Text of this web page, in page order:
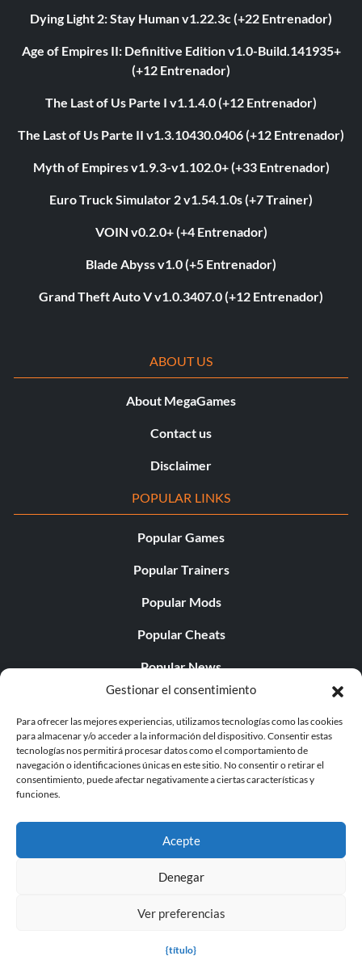
Gestionar el consentimiento
Para ofrecer las mejores experiencias, utilizamos tecnologías como las cookies
para almacenar y/o acceder a la información del dispositivo. Consentir estas
tecnologías nos permitirá procesar datos como el comportamiento de
navegación o identificaciones únicas en este sitio. No consentir o retirar el
consentimiento, puede afectar negativamente a ciertas características y
funciones.
Acepte
Denegar
Ver preferencias
{título}
Dying Light 2: Stay Human v1.22.3c (+22 Entrenador)
Age of Empires II: Definitive Edition v1.0-Build.141935+
(+12 Entrenador)
The Last of Us Parte I v1.1.4.0 (+12 Entrenador)
The Last of Us Parte II v1.3.10430.0406 (+12 Entrenador)
Myth of Empires v1.9.3-v1.102.0+ (+33 Entrenador)
Euro Truck Simulator 2 v1.54.1.0s (+7 Trainer)
VOIN v0.2.0+ (+4 Entrenador)
Blade Abyss v1.0 (+5 Entrenador)
Grand Theft Auto V v1.0.3407.0 (+12 Entrenador)
ABOUT US
About MegaGames
Contact us
Disclaimer
POPULAR LINKS
Popular Games
Popular Trainers
Popular Mods
Popular Cheats
Popular News
Popular Editorials
Popular Free Games
LATEST UPDATES
© 1998 - 2026 MegaGames.com All rights reserved
Settings